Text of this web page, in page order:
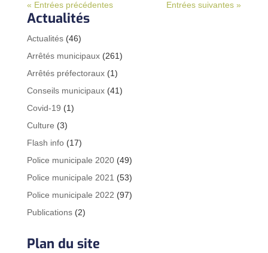
« Entrées précédentes Entrées suivantes »
Actualités
Actualités(46)
Arrêtés municipaux(261)
Arrêtés préfectoraux(1)
Conseils municipaux(41)
Covid-19 (1)
Culture (3)
Flash info(17)
Police municipale 2020(49)
Police municipale 2021 (53)
Police municipale 2022 (97)
Publications(2)
Plan du site